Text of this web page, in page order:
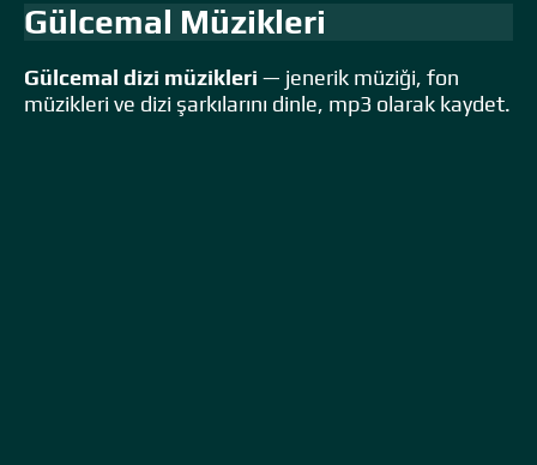
Gülcemal Müzikleri
Gülcemal dizi müzikleri — jenerik müziği, fon
müzikleri ve dizi şarkılarını dinle, mp3 olarak kaydet.